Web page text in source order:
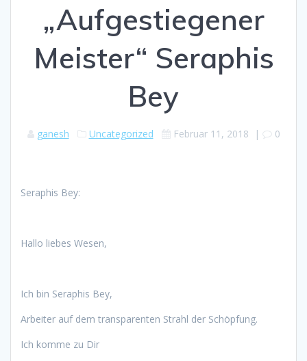
„Aufgestiegener
Meister“ Seraphis
Bey
ganesh Uncategorized Februar 11, 2018 | 0
Seraphis Bey:
Hallo liebes Wesen,
Ich bin Seraphis Bey,
Arbeiter auf dem transparenten Strahl der Schöpfung.
Ich komme zu Dir